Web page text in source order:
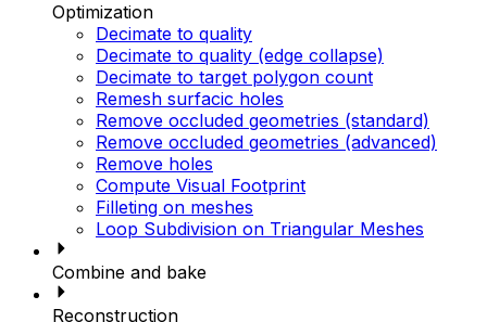
Optimization
Decimate to quality
Decimate to quality (edge collapse)
Decimate to target polygon count
Remesh surfacic holes
Remove occluded geometries (standard)
Remove occluded geometries (advanced)
Remove holes
Compute Visual Footprint
Filleting on meshes
Loop Subdivision on Triangular Meshes
Combine and bake
Reconstruction